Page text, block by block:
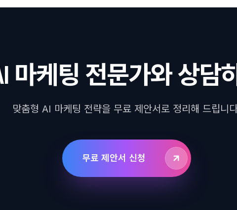
마케팅 전문가와 상담
맞춤형 AI 마케팅 전략을 무료 제안서로 정리해 드립니
무료 제안서 신청